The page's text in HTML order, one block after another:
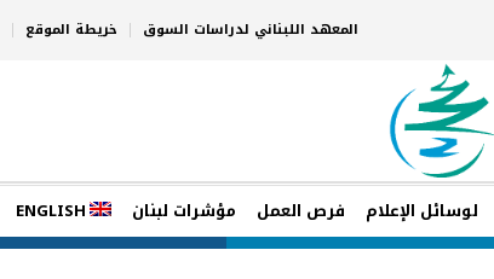
المعهد اللبناني لدراسات السوق خريطة الموقع
لوسائل الإعلام فرص العمل مؤشرات لبنان ENGLISH